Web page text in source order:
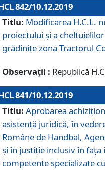
842/10.12.2019
Titlu: Modificarea H.C.L.
proiectului și a
grădinițe zona Tractorul
Observații : Republică
841/10.12.2019
Titlu: Aprobarea
asistență juridică, în
Române de Handbal,
și în justiție inclusiv în
competente specializate